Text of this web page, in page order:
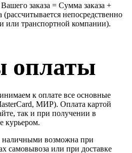
Вашего заказа = Сумма заказа +
(рассчитывается непосредственно
или транспортной компании).
оплаты
к оплате все основные
МИР). Оплата картой
так и при получении в
курьером.
наличными возможна при
самовывоза или при доставке